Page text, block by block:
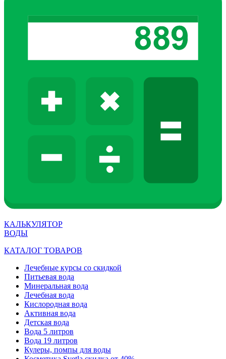
КАЛЬКУЛЯТОР
ВОДЫ
КАТАЛОГ ТОВАРОВ
Лечебные курсы со скидкой
Питьевая вода
Минеральная вода
Лечебная вода
Кислородная вода
Активная вода
Детская вода
Вода 5 литров
Вода 19 литров
Кулеры, помпы для воды